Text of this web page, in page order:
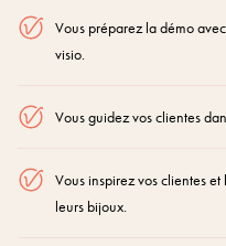
Vous préparez la démo
visio.
Vous guidez vos clientes
Vous inspirez vos clientes
leurs bijoux.